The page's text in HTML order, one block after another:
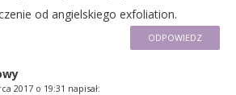
od angielskiego exfoliation.
ODPOWIEDZ
2017 o 19:31 napisał: